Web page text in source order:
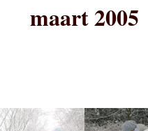
maart 2005